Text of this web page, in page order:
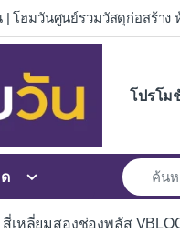
| โฮมวันศูนย์รวมวัสดุก่อสร้าง
โปรโม
เหลี่ยมสองช่องพลัส